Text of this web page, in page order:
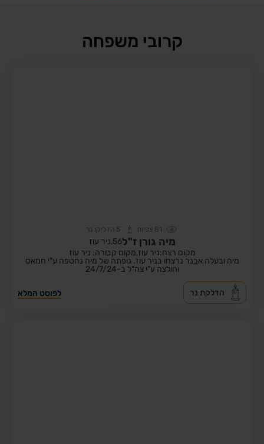
קרובי משפחה
81 צפיות 5 הדליקו נר
מיה גורן ז"ל56, ניר עוז
מקום רצח:ניר עוז,מקום קבורה: ניר עוז
מיה ובעלה אבנר נרצחו בניר עוז. גופתה של מיה נחטפה ע"י חמאס
וחולצה ע"י צה"ל ב-24/7/24
לפוסט המלא הדלקת נר